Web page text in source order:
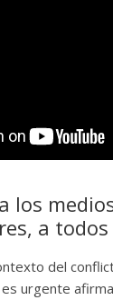
los
a todos
del
urgente